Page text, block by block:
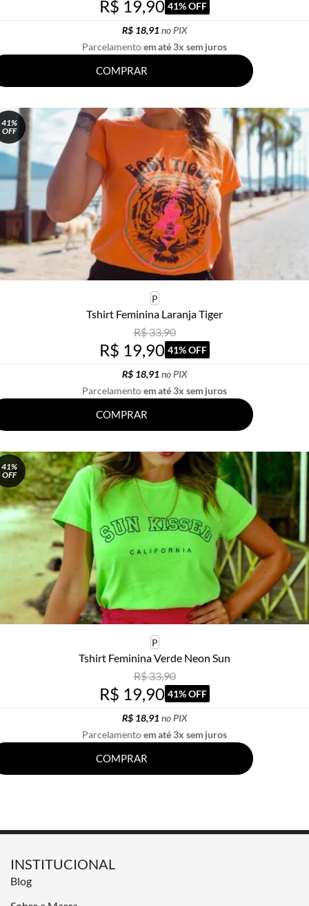
R$ 19,90 41% OFF
R$ 18,91 no PIX
Parcelamentoem até 3x sem juros
COMPRAR
41%
OFF
P
Tshirt Feminina Laranja Tiger
R$ 33,90
R$ 19,90 41% OFF
R$ 18,91 no PIX
Parcelamentoem até 3x sem juros
COMPRAR
41%
OFF
P
Tshirt Feminina Verde Neon Sun
R$ 33,90
R$ 19,90 41% OFF
R$ 18,91 no PIX
Parcelamentoem até 3x sem juros
COMPRAR
INSTITUCIONAL
Blog